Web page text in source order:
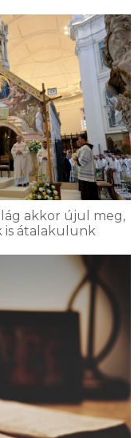
akkor újul meg,
is átalakulunk